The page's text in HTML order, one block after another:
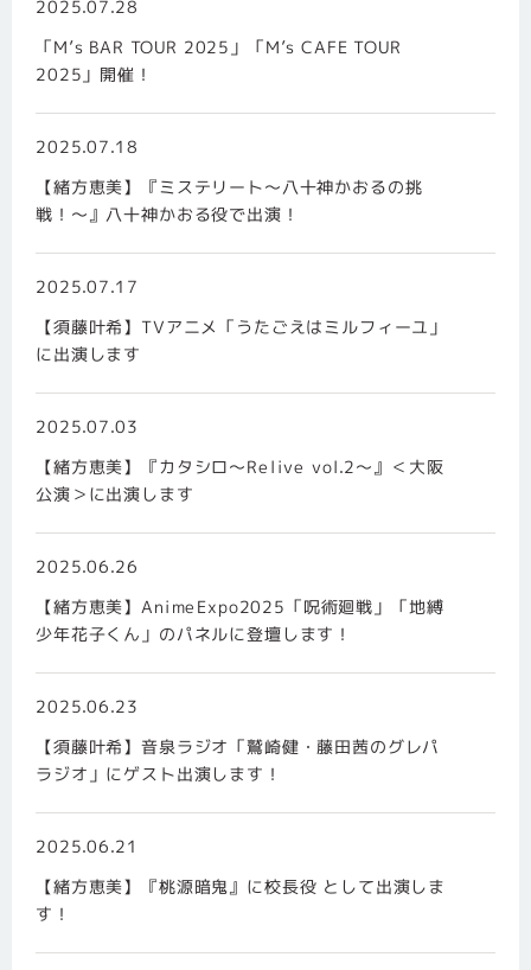
2025.07.28
「M’s BAR TOUR 2025」「M’s CAFE TOUR
2025」開催！
2025.07.18
【緒方恵美】『ミステリート～八十神かおるの挑
戦！～』八十神かおる役で出演！
2025.07.17
【須藤叶希】TVアニメ「うたごえはミルフィーユ」
に出演します
2025.07.03
【緒方恵美】『カタシロ～Relive vol.2～』＜大阪
公演＞に出演します
2025.06.26
【緒方恵美】AnimeExpo2025「呪術廻戦」「地縛
少年花子くん」のパネルに登壇します！
2025.06.23
【須藤叶希】音泉ラジオ「鷲崎健・藤田茜のグレパ
ラジオ」にゲスト出演します！
2025.06.21
【緒方恵美】『桃源暗鬼』に校長役 として出演しま
す！